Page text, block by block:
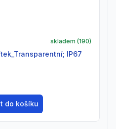
skladem (190)
IP67
do košíku